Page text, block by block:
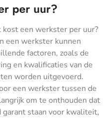
per uur?
een werkster per uur?
een werkster kunnen
factoren, zoals de
en kwalificaties van de
worden uitgevoerd.
een werkster tussen de
om te onthouden dat
staan voor kwaliteit,